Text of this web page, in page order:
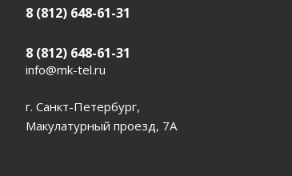
8 (812) 648-61-31
8 (812) 648-61-31
info@mk-tel.ru
г. Санкт-Петербург,
Макулатурный проезд, 7А